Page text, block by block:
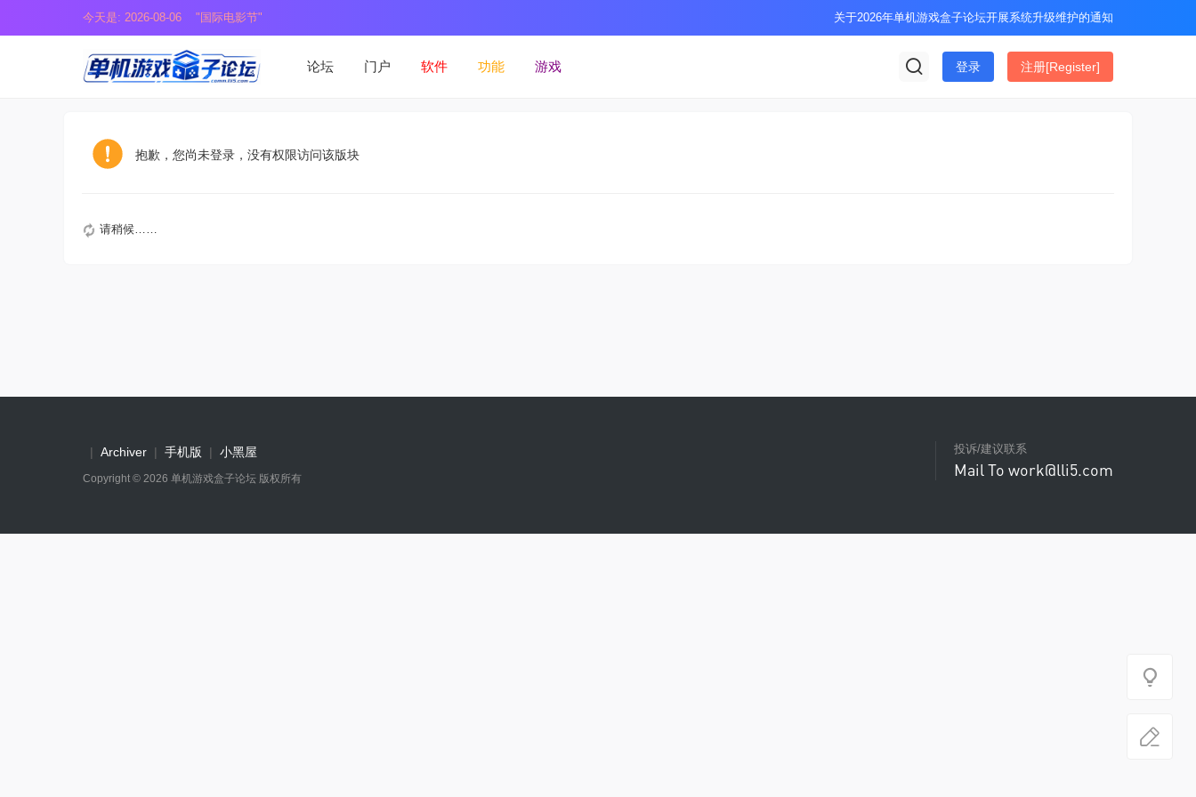
今天是: 2026-08-06 "国际电影节" 关于2026年单机游戏盒子论坛开展系统升级维护的通知
论坛 门户 软件 功能 游戏 登录 注册[Register]
抱歉，您尚未登录，没有权限访问该版块
请稍候……
投诉/建议联系
Mail To work@lli5.com
| Archiver | 手机版 | 小黑屋
Copyright © 2026 单机游戏盒子论坛 版权所有